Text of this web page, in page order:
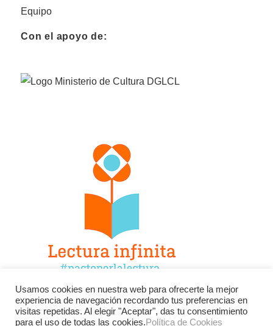
Equipo
Con el apoyo de:
Facebook Twitter
Instagram
Usamos cookies en nuestra web para ofrecerte la mejor
experiencia de navegación recordando tus preferencias en
visitas repetidas. Al elegir "Aceptar", das tu consentimiento
para el uso de todas las cookies.Política de Cookies